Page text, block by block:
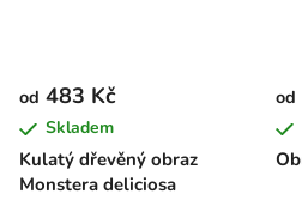
Kulatý dřevěný obraz
Monstera deliciosa
od 483 Kč
Skladem
od